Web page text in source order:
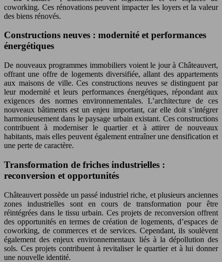
coworking. Ces rénovations peuvent impacter les loyers et la valeur
des biens rénovés.
Constructions neuves : modernité et performances
énergétiques
De nouveaux programmes immobiliers voient le jour à Châteauvert,
offrant une offre de logements diversifiée, allant des appartements
aux maisons de ville. Ces constructions neuves se distinguent par
leur modernité et leurs performances énergétiques, répondant aux
exigences des normes environnementales. L’architecture de ces
nouveaux bâtiments est un enjeu important, car elle doit s’intégrer
harmonieusement dans le paysage urbain existant. Ces constructions
contribuent à moderniser le quartier et à attirer de nouveaux
habitants, mais elles peuvent également entraîner une densification et
une perte de caractère.
Transformation de friches industrielles :
reconversion et opportunités
Châteauvert possède un passé industriel riche, et plusieurs anciennes
zones industrielles sont en cours de transformation pour être
réintégrées dans le tissu urbain. Ces projets de reconversion offrent
des opportunités en termes de création de logements, d’espaces de
coworking, de commerces et de services. Cependant, ils soulèvent
également des enjeux environnementaux liés à la dépollution des
sols. Ces projets contribuent à revitaliser le quartier et à lui donner
une nouvelle identité.